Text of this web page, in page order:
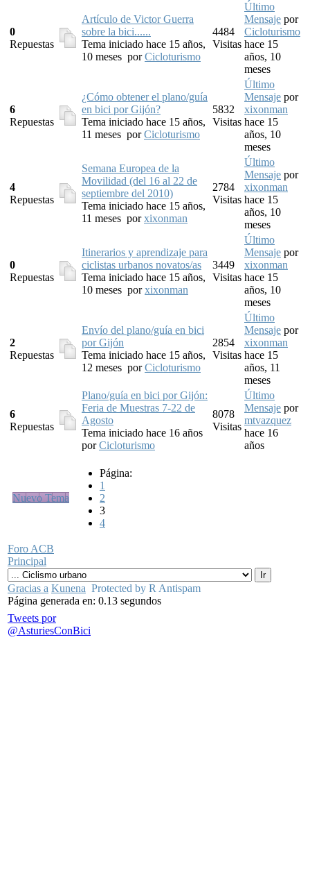
0
Repuestas
Artículo de Victor Guerra
sobre la bici......
Tema iniciado hace 15 años,
10 meses porCicloturismo
4484
Visitas
Último
Mensaje por
Cicloturismo
hace 15
años, 10
meses
6
Repuestas
¿Cómo obtener el plano/guía
en bici por Gijón?
Tema iniciado hace 15 años,
11 meses porCicloturismo
5832
Visitas
Último
Mensaje por
xixonman
hace 15
años, 10
meses
4
Repuestas
Semana Europea de la
Movilidad (del 16 al 22 de
septiembre del 2010)
Tema iniciado hace 15 años,
11 meses porxixonman
2784
Visitas
Último
Mensaje por
xixonman
hace 15
años, 10
meses
0
Repuestas
Itinerarios y aprendizaje para
ciclistas urbanos novatos/as
Tema iniciado hace 15 años,
10 meses porxixonman
3449
Visitas
Último
Mensaje por
xixonman
hace 15
años, 10
meses
2
Repuestas
Envío del plano/guía en bici
por Gijón
Tema iniciado hace 15 años,
12 meses porCicloturismo
2854
Visitas
Último
Mensaje por
xixonman
hace 15
años, 11
meses
6
Repuestas
Plano/guía en bici por Gijón:
Feria de Muestras 7-22 de
Agosto
Tema iniciado hace 16 años
porCicloturismo
8078
Visitas
Último
Mensaje por
mtvazquez
hace 16
años
Nuevo Tema
Página:
1
2
3
4
Foro ACB
Principal
Gracias a Kunena Protected by R Antispam
Página generada en: 0.13 segundos
Tweets por
@AsturiesConBici